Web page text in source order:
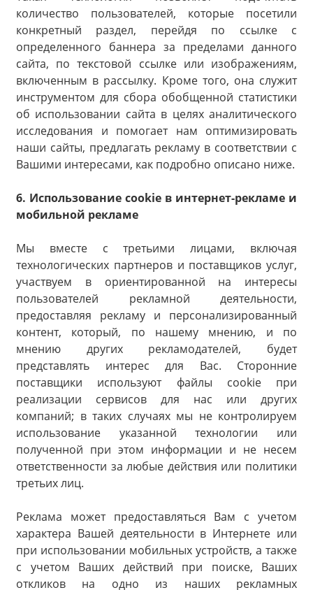
количество пользователей, которые посетили
конкретный раздел, перейдя по ссылке с
определенного баннера за пределами данного
сайта, по текстовой ссылке или изображениям,
включенным в рассылку. Кроме того, она служит
инструментом для сбора обобщенной статистики
об использовании сайта в целях аналитического
исследования и помогает нам оптимизировать
наши сайты, предлагать рекламу в соответствии с
Вашими интересами, как подробно описано ниже.
6. Использование cookie в интернет-рекламе и
мобильной рекламе
Мы вместе с третьими лицами, включая
технологических партнеров и поставщиков услуг,
участвуем в ориентированной на интересы
пользователей рекламной деятельности,
предоставляя рекламу и персонализированный
контент, который, по нашему мнению, и по
мнению других рекламодателей, будет
представлять интерес для Вас. Сторонние
поставщики используют файлы cookie при
реализации сервисов для нас или других
компаний; в таких случаях мы не контролируем
использование указанной технологии или
полученной при этом информации и не несем
ответственности за любые действия или политики
третьих лиц.
Реклама может предоставляться Вам с учетом
характера Вашей деятельности в Интернете или
при использовании мобильных устройств, а также
с учетом Ваших действий при поиске, Ваших
откликов на одно из наших рекламных